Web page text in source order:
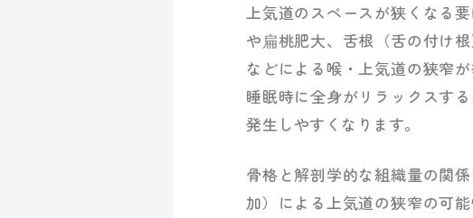
上気道のスペースが狭くなる
や扁桃肥大、舌根（舌の付け
などによる喉・上気道の狭窄
睡眠時に全身がリラックスす
発生しやすくなります。
骨格と解剖学的な組織量の関
加）による上気道の狭窄の可